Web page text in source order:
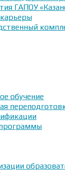
ГАПОУ
обучение